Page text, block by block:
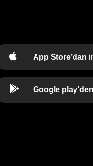
App Store’dan
Google play’den